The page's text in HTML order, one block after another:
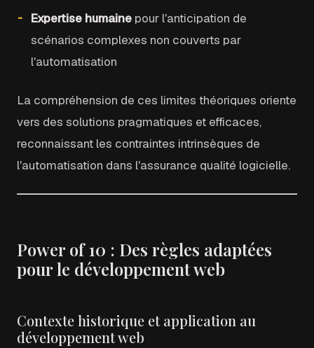
Expertise humaine pour l'anticipation de
scénarios complexes non couverts par
l'automatisation
La compréhension de ces limites théoriques oriente
vers des solutions pragmatiques et efficaces,
reconnaissant les contraintes intrinsèques de
l'automatisation dans l'assurance qualité logicielle.
Power of 10 : Des règles adaptées
pour le développement web
Contexte historique et application au
développement web